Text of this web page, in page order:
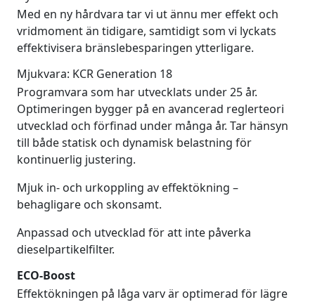
Med en ny hårdvara tar vi ut ännu mer effekt och
vridmoment än tidigare, samtidigt som vi lyckats
effektivisera bränslebesparingen ytterligare.
Mjukvara: KCR Generation 18
Programvara som har utvecklats under 25 år.
Optimeringen bygger på en avancerad reglerteori
utvecklad och förfinad under många år. Tar hänsyn
till både statisk och dynamisk belastning för
kontinuerlig justering.
Mjuk in- och urkoppling av effektökning –
behagligare och skonsamt.
Anpassad och utvecklad för att inte påverka
dieselpartikelfilter.
ECO-Boost
Effektökningen på låga varv är optimerad för lägre